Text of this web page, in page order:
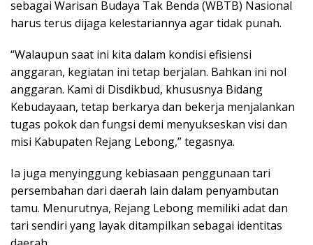
sebagai Warisan Budaya Tak Benda (WBTB) Nasional
harus terus dijaga kelestariannya agar tidak punah.
“Walaupun saat ini kita dalam kondisi efisiensi
anggaran, kegiatan ini tetap berjalan. Bahkan ini nol
anggaran. Kami di Disdikbud, khususnya Bidang
Kebudayaan, tetap berkarya dan bekerja menjalankan
tugas pokok dan fungsi demi menyukseskan visi dan
misi Kabupaten Rejang Lebong,” tegasnya.
Ia juga menyinggung kebiasaan penggunaan tari
persembahan dari daerah lain dalam penyambutan
tamu. Menurutnya, Rejang Lebong memiliki adat dan
tari sendiri yang layak ditampilkan sebagai identitas